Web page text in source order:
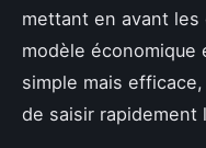
mettant en avant
modèle économique
simple mais
de saisir